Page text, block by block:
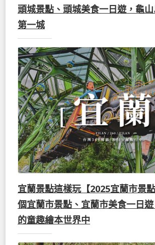
頭城景點、頭城美食一日遊，龜
第一城
宜蘭景點這樣玩【2025宜蘭市景
個宜蘭市景點、宜蘭市美食一日
的童趣繪本世界中